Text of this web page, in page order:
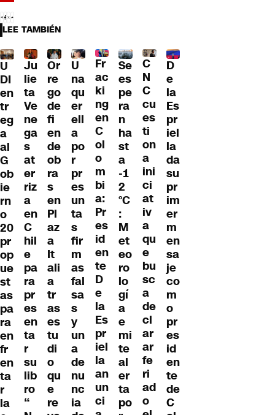
LEE TAMBIÉN
U
DI
en
tr
eg
a
al
G
ob
ie
rn
o
20
pr
op
ue
st
as
pa
ra
en
fr
en
ta
r
la
Ju
lie
ta
Ve
ne
ga
s
at
er
riz
a
en
C
hil
e
pa
ra
pr
es
en
ta
r
su
lib
ro
“
Or
re
go
de
fi
en
de
ob
ra
s
en
Pl
az
a
It
ali
a
tr
as
es
tu
di
o
qu
e
re
U
na
qu
er
ell
a
po
r
pr
es
un
ta
s
fir
m
as
fal
sa
s
y
un
a
de
nu
nc
ia
Fr
ac
ki
ng
en
C
ol
o
m
bi
a:
Pr
es
id
en
te
D
e
la
Es
pr
iel
la
an
un
ci
Se
es
pe
ra
n
ha
st
a
-1
2
°C
:
M
et
eo
ro
lo
gí
a
e
mi
te
al
er
ta
po
C
N
C
cu
es
ti
on
a
ini
ci
at
iv
a
qu
e
bu
sc
a
de
cl
ar
ar
fe
ri
ad
o
D
e
la
Es
pr
iel
la
da
su
pr
im
er
m
en
sa
je
co
m
o
pr
es
id
en
te
de
C